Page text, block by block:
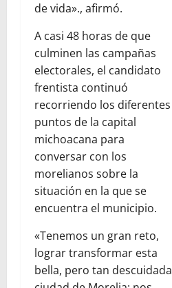
de vida»., afirmó.
A casi 48 horas de que
culminen las campañas
electorales, el candidato
frentista continuó
recorriendo los diferentes
puntos de la capital
michoacana para
conversar con los
morelianos sobre la
situación en la que se
encuentra el municipio.
«Tenemos un gran reto,
lograr transformar esta
bella, pero tan descuidada